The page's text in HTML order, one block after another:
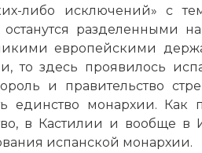
либо исключений» с
разделенными
европейскими
то здесь проявилось
и правительство
единство монархии. Как
в Кастилии и вообще в
испанской монархии.